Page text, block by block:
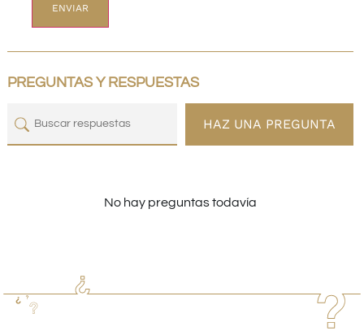
PREGUNTAS Y RESPUESTAS
HAZ UNA PREGUNTA
No hay preguntas todavía